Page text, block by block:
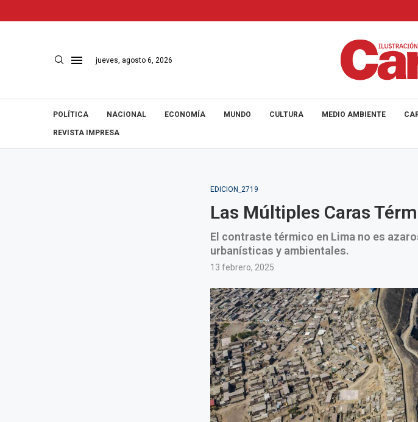
jueves, agosto 6, 2026
POLÍTICA NACIONAL ECONOMÍA MUNDO CULTURA MEDIO AMBIENTE
REVISTA IMPRESA
EDICION_2719
Las Múltiples Caras
El contraste térmico en Lima no es
urbanísticas y ambientales.
13 febrero, 2025